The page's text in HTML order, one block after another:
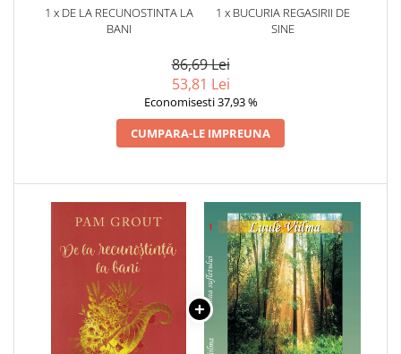
1 x DE LA RECUNOSTINTA LA
BANI
1 x BUCURIA REGASIRII DE
SINE
86,69 Lei
53,81 Lei
Economisesti 37,93 %
CUMPARA-LE IMPREUNA